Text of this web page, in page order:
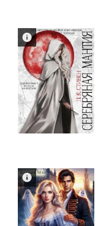
Алексея Осадчука
Осадчук Алексей
Смотреть